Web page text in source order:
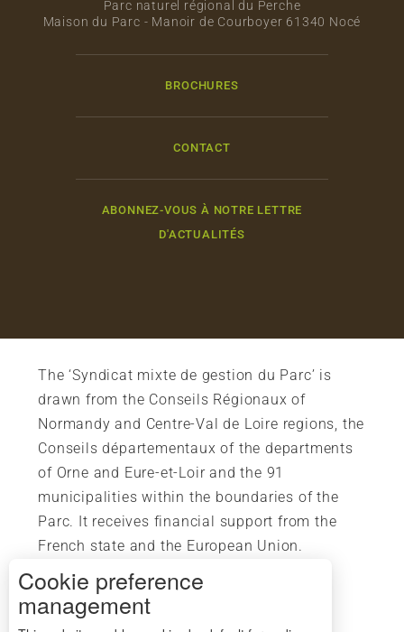
Parc naturel régional du Perche
Maison du Parc - Manoir de Courboyer 61340 Nocé
BROCHURES
CONTACT
ABONNEZ-VOUS À NOTRE LETTRE
D'ACTUALITÉS
The ‘Syndicat mixte de gestion du Parc’ is
drawn from the Conseils Régionaux of
Normandy and Centre-Val de Loire regions, the
Conseils départementaux of the departments
of Orne and Eure-et-Loir and the 91
municipalities within the boundaries of the
Parc. It receives financial support from the
French state and the European Union.
Cookie preference
management